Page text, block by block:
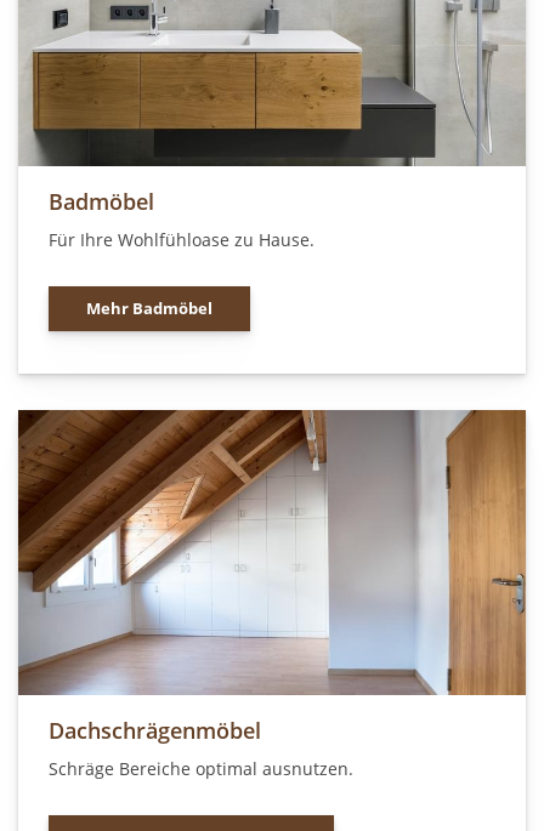
Badmöbel
Für Ihre Wohlfühloase zu Hause.
Mehr Badmöbel
Dachschrägenmöbel
Schräge Bereiche optimal ausnutzen.